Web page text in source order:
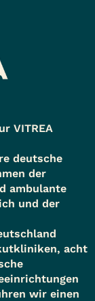
VITREA
deutsche
der
ambulante
und der
acht
wir einen